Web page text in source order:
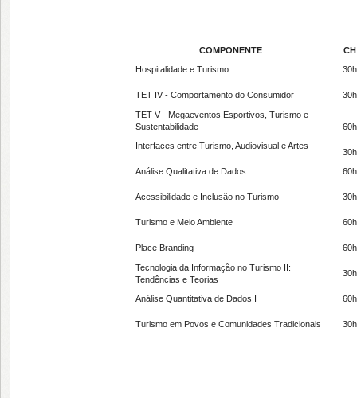
COMPONENTE
CH
Hospitalidade e Turismo
30h
TET IV - Comportamento do Consumidor 30h
TET V - Megaeventos Esportivos, Turismo e
Sustentabilidade
60h
Interfaces entre Turismo, Audiovisual e Artes
30h
Análise Qualitativa de Dados
60h
Acessibilidade e Inclusão no Turismo 30h
Turismo e Meio Ambiente 60h
Place Branding 60h
Tecnologia da Informação no Turismo II:
Tendências e Teorias
30h
Análise Quantitativa de Dados I 60h
Turismo em Povos e Comunidades Tradicionais 30h